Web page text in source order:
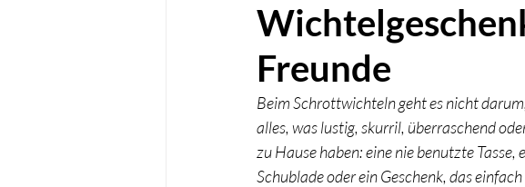
Vatertag Muttertag Kommunion
Kita Hochzeits-Mitgebsel
Wichteln
Freunde
Beim Schrottwichteln geht es nicht
alles, was lustig, skurril, überraschend
zu Hause haben: eine nie benutzte
Schublade oder ein Geschenk, das